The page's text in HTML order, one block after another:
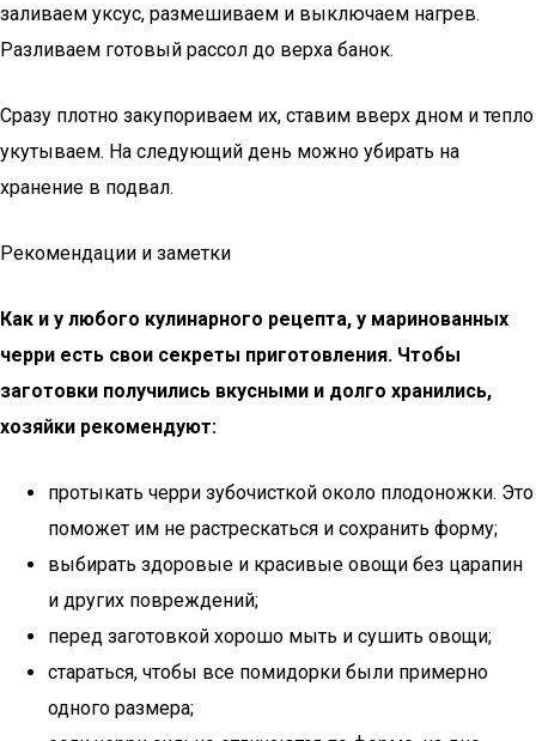
заливаем уксус, размешиваем и выключаем нагрев.
Разливаем готовый рассол до верха банок.
Сразу плотно закупориваем их, ставим вверх дном и тепло
укутываем. На следующий день можно убирать на
хранение в подвал.
Рекомендации и заметки
Как и у любого кулинарного рецепта, у маринованных
черри есть свои секреты приготовления. Чтобы
заготовки получились вкусными и долго хранились,
хозяйки рекомендуют:
протыкать черри зубочисткой около плодоножки. Это
поможет им не растрескаться и сохранить форму;
выбирать здоровые и красивые овощи без царапин
и других повреждений;
перед заготовкой хорошо мыть и сушить овощи;
стараться, чтобы все помидорки были примерно
одного размера;